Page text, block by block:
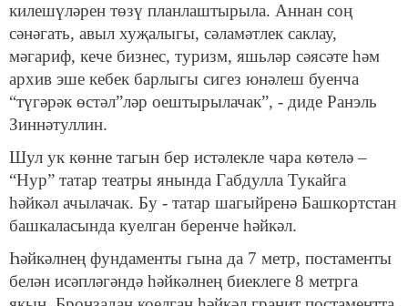
килешүләрен төзү планлаштырыла. Аннан соң
сәнәгать, авыл хуҗалыгы, сәламәтлек саклау,
мәгариф, кече бизнес, туризм, яшьләр сәясәте һәм
архив эше кебек барлыгы сигез юнәлеш буенча
“түгәрәк өстәл”ләр оештырылачак”, - диде Ранэль
Зиннәтуллин.
Шул ук көнне тагын бер истәлекле чара көтелә –
“Нур” татар театры янында Габдулла Тукайга
һәйкәл ачылачак. Бу - татар шагыйренә Башкортстан
башкаласында куелган беренче һәйкәл.
Һәйкәлнең фундаменты гына да 7 метр, постаменты
белән исәпләгәндә һәйкәлнең биеклеге 8 метрга